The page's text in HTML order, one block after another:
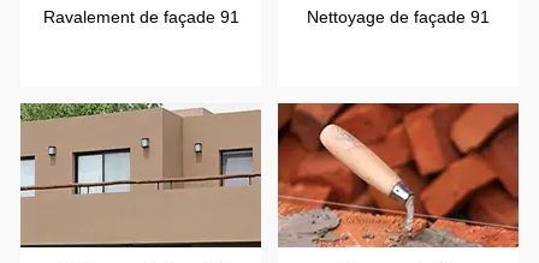
Ravalement de façade 91 Nettoyage de façade 91